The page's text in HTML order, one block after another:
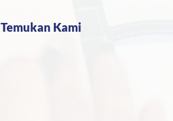
Temukan Kami